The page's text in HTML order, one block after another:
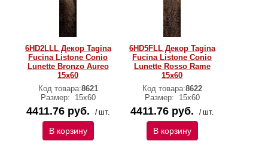
6HD2LLL Декор Tagina
Fucina Listone Conio
Lunette Bronzo Aureo
15x60
Код товара:8621
Размер:
15x60
4411.76 руб. / шт.
В корзину
6HD5FLL Декор Tagina
Fucina Listone Conio
Lunette Rosso Rame
15x60
Код товара:8622
Размер:
15x60
4411.76 руб. / шт.
В корзину